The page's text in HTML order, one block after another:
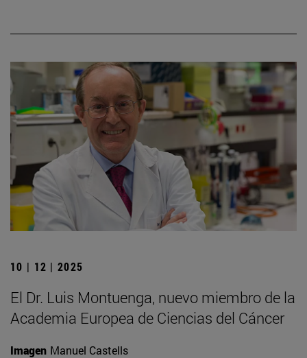
10 | 12 | 2025
El Dr. Luis Montuenga, nuevo miembro de la
Academia Europea de Ciencias del Cáncer
Imagen Manuel Castells